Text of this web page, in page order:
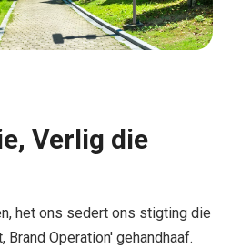
Verlig die
het ons sedert ons stigting die
Operation' gehandhaaf.